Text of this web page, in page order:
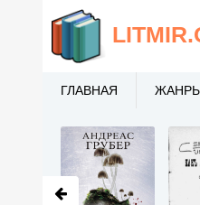
LITMIR
ГЛАВНАЯ